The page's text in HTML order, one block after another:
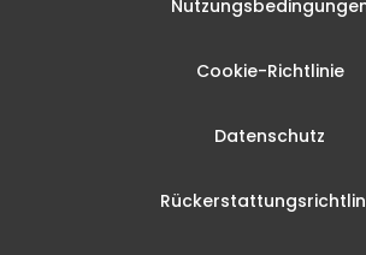
Cookie-Richtlinie
Datenschutz